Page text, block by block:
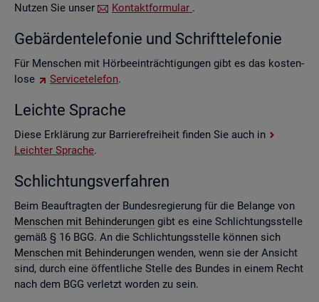
Nut­zen Sie unser Kon­takt­for­mu­lar .
Ge­bär­den­te­le­fo­nie und Schrift­te­le­fo­nie
Für Men­schen mit Hör­be­ein­träch­ti­gun­gen gibt es das kos­ten­
lo­se
Ser­vice­te­le­fon.
Leich­te Spra­che
Diese Er­klä­rung zur Bar­rie­re­frei­heit fin­den Sie auch in
Leich­ter Spra­che.
Schlich­tungs­ver­fah­ren
Beim Be­auf­trag­ten der Bun­des­re­gie­rung für die Be­lan­ge von
Men­schen mit Be­hin­de­run­gen gibt es eine Schlich­tungs­stel­le
gemäß § 16 BGG. An die Schlich­tungs­stel­le kön­nen sich
Men­schen mit Be­hin­de­run­gen wen­den, wenn sie der An­sicht
sind, durch eine öf­fent­li­che Stel­le des Bun­des in einem Recht
nach dem BGG ver­letzt wor­den zu sein.